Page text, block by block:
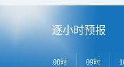
逐小时预报
08时 09时